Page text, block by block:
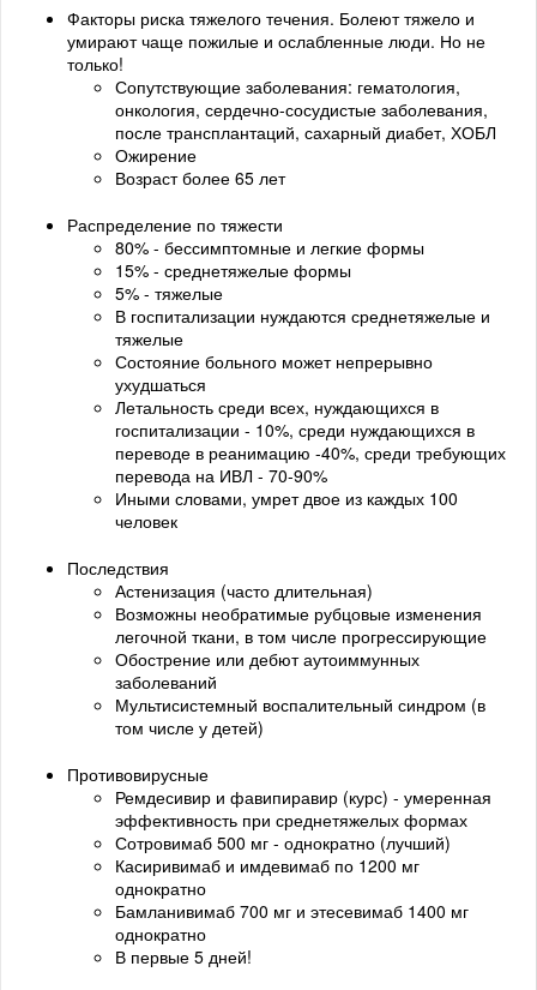
Факторы риска тяжелого течения. Болеют тяжело и
умирают чаще пожилые и ослабленные люди. Но не
только!
Сопутствующие заболевания: гематология,
онкология, сердечно-сосудистые заболевания,
после трансплантаций, сахарный диабет, ХОБЛ
Ожирение
Возраст более 65 лет
Распределение по тяжести
80% - бессимптомные и легкие формы
15% - среднетяжелые формы
5% - тяжелые
В госпитализации нуждаются среднетяжелые и
тяжелые
Состояние больного может непрерывно
ухудшаться
Летальность среди всех, нуждающихся в
госпитализации - 10%, среди нуждающихся в
переводе в реанимацию -40%, среди требующих
перевода на ИВЛ - 70-90%
Иными словами, умрет двое из каждых 100
человек
Последствия
Астенизация (часто длительная)
Возможны необратимые рубцовые изменения
легочной ткани, в том числе прогрессирующие
Обострение или дебют аутоиммунных
заболеваний
Мультисистемный воспалительный синдром (в
том числе у детей)
Противовирусные
Ремдесивир и фавипиравир (курс) - умеренная
эффективность при среднетяжелых формах
Сотровимаб 500 мг - однократно (лучший)
Касиривимаб и имдевимаб по 1200 мг
однократно
Бамланивимаб 700 мг и этесевимаб 1400 мг
однократно
В первые 5 дней!